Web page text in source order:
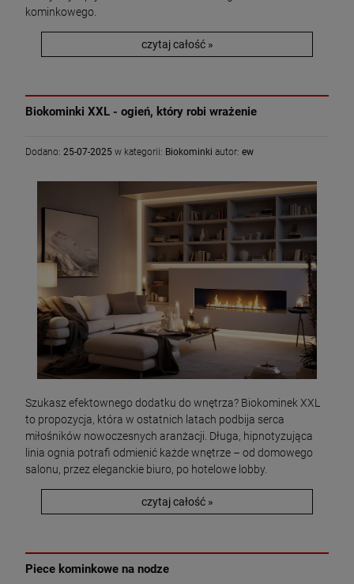
kominkowego.
czytaj całość »
Biokominki XXL - ogień, który robi wrażenie
Dodano: 25-07-2025 w kategorii: Biokominki autor: ew
Szukasz efektownego dodatku do wnętrza? Biokominek XXL
to propozycja, która w ostatnich latach podbija serca
miłośników nowoczesnych aranżacji. Długa, hipnotyzująca
linia ognia potrafi odmienić każde wnętrze – od domowego
salonu, przez eleganckie biuro, po hotelowe lobby.
czytaj całość »
Piece kominkowe na nodze